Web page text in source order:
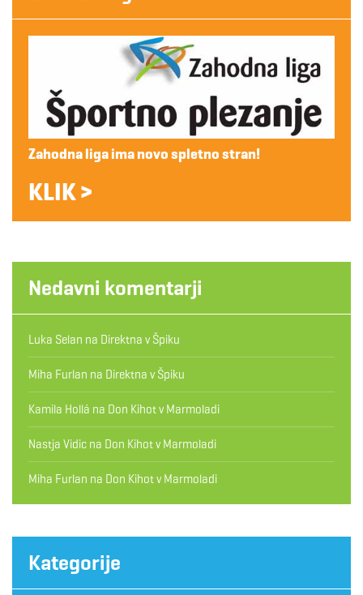
Zahodna liga ima novo spletno stran!
KLIK >
Nedavni komentarji
Luka Selan na Direktna v Špiku
Miha Furlan na Direktna v Špiku
Kamila Hollá na Don Kihot v Marmoladi
Nastja Vidic na Don Kihot v Marmoladi
Miha Furlan na Don Kihot v Marmoladi
Kategorije